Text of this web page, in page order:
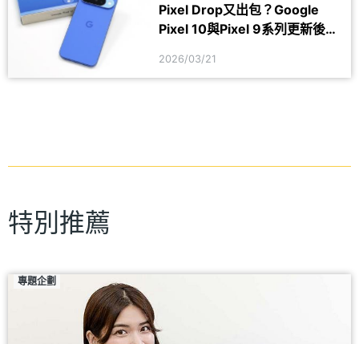
Pixel Drop又出包？Google
Pixel 10與Pixel 9系列更新後傳
2026/03/21
特別推薦
專題企劃